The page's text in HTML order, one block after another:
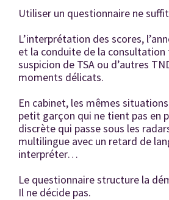
Utiliser un questionnaire ne
L’interprétation des scores,
et la conduite de la consultation
suspicion de TSA ou d’autres
moments délicats.
En cabinet, les mêmes
petit garçon qui ne tient pas en
discrète qui passe sous les
multilingue avec un retard de
interpréter…
Le questionnaire structure la
Il ne décide pas.